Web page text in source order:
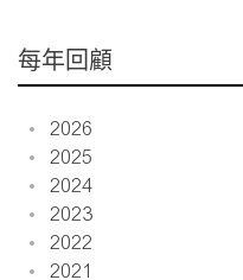
每年回顧
2026
2025
2024
2023
2022
2021